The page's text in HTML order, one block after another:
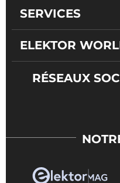
SERVICES
ELEKTOR
RÉSEAUX